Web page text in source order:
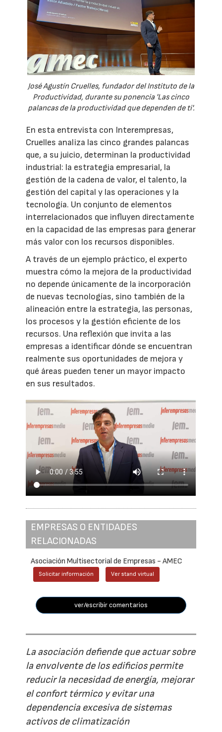
José Agustín Cruelles, fundador del Instituto de la
Productividad, durante su ponencia 'Las cinco
palancas de la productividad que dependen de ti'.
En esta entrevista con Interempresas,
Cruelles analiza las cinco grandes palancas
que, a su juicio, determinan la productividad
industrial: la estrategia empresarial, la
gestión de la cadena de valor, el talento, la
gestión del capital y las operaciones y la
tecnología. Un conjunto de elementos
interrelacionados que influyen directamente
en la capacidad de las empresas para generar
más valor con los recursos disponibles.
A través de un ejemplo práctico, el experto
muestra cómo la mejora de la productividad
no depende únicamente de la incorporación
de nuevas tecnologías, sino también de la
alineación entre la estrategia, las personas,
los procesos y la gestión eficiente de los
recursos. Una reflexión que invita a las
empresas a identificar dónde se encuentran
realmente sus oportunidades de mejora y
qué áreas pueden tener un mayor impacto
en sus resultados.
EMPRESAS O ENTIDADES
RELACIONADAS
Asociación Multisectorial de Empresas - AMEC
Solicitar información Ver stand virtual
ver/escribir comentarios
La asociación defiende que actuar sobre
la envolvente de los edificios permite
reducir la necesidad de energía, mejorar
el confort térmico y evitar una
dependencia excesiva de sistemas
activos de climatización